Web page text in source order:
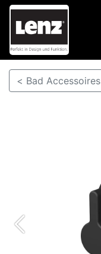
< Bad Accessoires